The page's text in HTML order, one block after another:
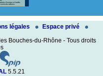
légales
Espace privé
Bouches-du-Rhône - Tous droits
5.5.21